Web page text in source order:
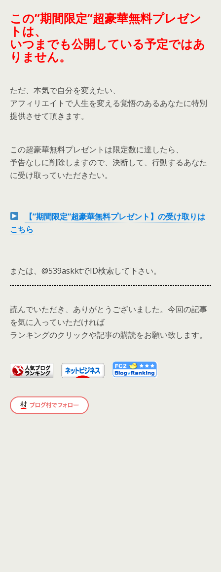
この”期間限定”超豪華無料プレゼン
トは、
いつまでも公開している予定ではあ
りません。
ただ、本気で自分を変えたい、
アフィリエイトで人生を変える覚悟のあるあなたに特別
提供させて頂きます。
この超豪華無料プレゼントは限定数に達したら、
予告なしに削除しますので、決断して、行動するあなた
に受け取っていただきたい。
【”期間限定”超豪華無料プレゼント】の受け取りは
こちら
または、@539askktでID検索して下さい。
読んでいただき、ありがとうございました。今回の記事
を気に入っていただければ
ランキングのクリックや記事の購読をお願い致します。